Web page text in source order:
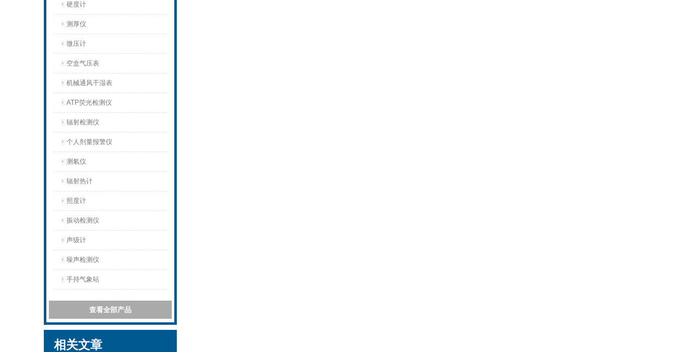
硬度计
测厚仪
微压计
空盒气压表
机械通风干湿表
ATP荧光检测仪
辐射检测仪
个人剂量报警仪
测氡仪
辐射热计
照度计
振动检测仪
声级计
噪声检测仪
手持气象站
查看全部产品
相关文章